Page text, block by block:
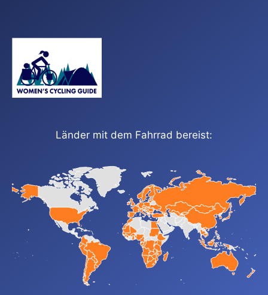
Länder mit dem Fahrrad bereist: